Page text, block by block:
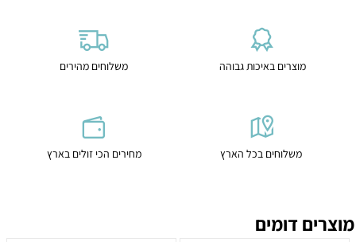
מוצרים באיכות גבוהה משלוחים מהירים
משלוחים בכל הארץ מחירים הכי זולים בארץ
מוצרים דומים